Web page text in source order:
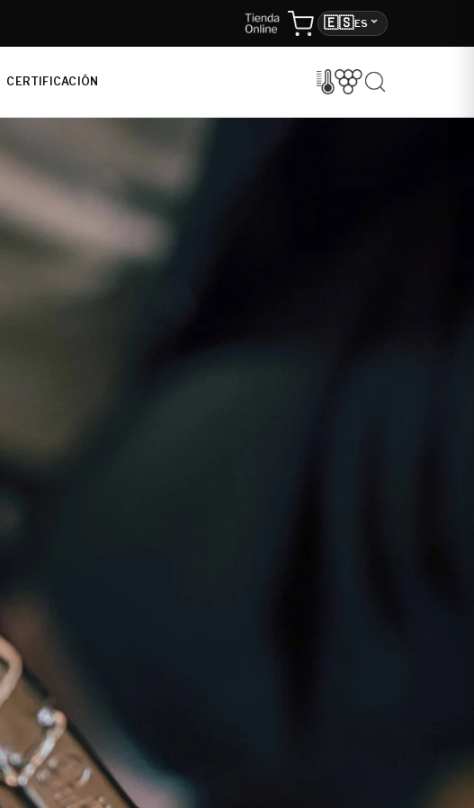
🇪🇸ES
CERTIFICACIÓN